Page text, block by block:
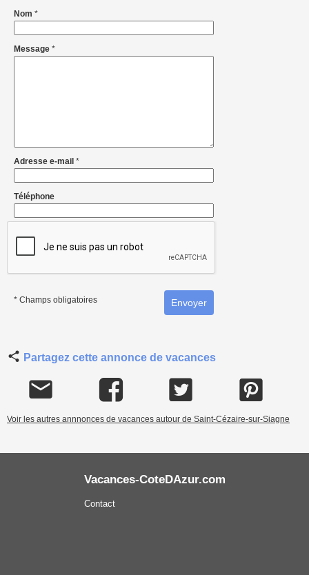
Nom *
Message *
Adresse e-mail *
Téléphone
* Champs obligatoires
Partagez cette annonce de vacances
Voir les autres annnonces de vacances autour de Saint-Cézaire-sur-Siagne
Vacances-CoteDAzur.com
Contact